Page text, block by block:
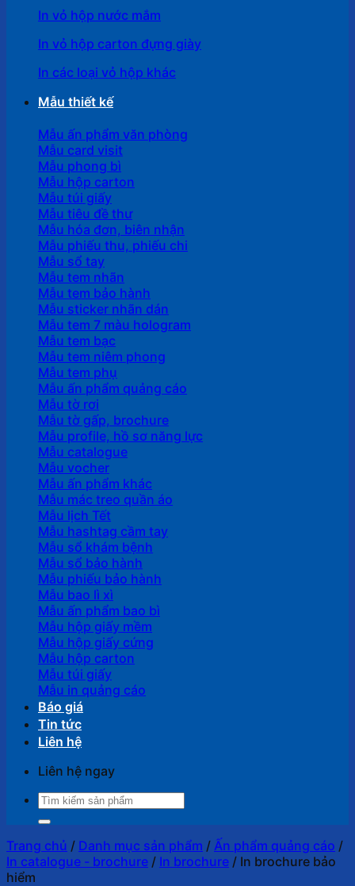
In vỏ hộp nước mắm
In vỏ hộp carton đựng giày
In các loại vỏ hộp khác
Mẫu thiết kế
Mẫu ấn phẩm văn phòng
Mẫu card visit
Mẫu phong bì
Mẫu hộp carton
Mẫu túi giấy
Mẫu tiêu đề thư
Mẫu hóa đơn, biên nhận
Mẫu phiếu thu, phiếu chi
Mẫu sổ tay
Mẫu tem nhãn
Mẫu tem bảo hành
Mẫu sticker nhãn dán
Mẫu tem 7 màu hologram
Mẫu tem bạc
Mẫu tem niêm phong
Mẫu tem phụ
Mẫu ấn phẩm quảng cáo
Mẫu tờ rơi
Mẫu tờ gấp, brochure
Mẫu profile, hồ sơ năng lực
Mẫu catalogue
Mẫu vocher
Mẫu ấn phẩm khác
Mẫu mác treo quần áo
Mẫu lịch Tết
Mẫu hashtag cầm tay
Mẫu sổ khám bệnh
Mẫu sổ bảo hành
Mẫu phiếu bảo hành
Mẫu bao lì xì
Mẫu ấn phẩm bao bì
Mẫu hộp giấy mềm
Mẫu hộp giấy cứng
Mẫu hộp carton
Mẫu túi giấy
Mẫu in quảng cáo
Báo giá
Tin tức
Liên hệ
Liên hệ ngay
Tìm
kiếm:
Trang chủ / Danh mục sản phẩm / Ấn phẩm quảng cáo /
In catalogue - brochure / In brochure / In brochure bảo
hiểm